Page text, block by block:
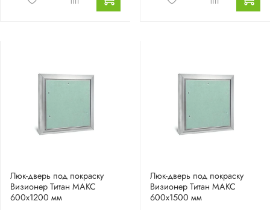
Люк-дверь под покраску
Визионер Титан МАКС
600х1200 мм
Люк-дверь под покраску
Визионер Титан МАКС
600х1500 мм